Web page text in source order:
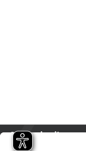
Service hotline